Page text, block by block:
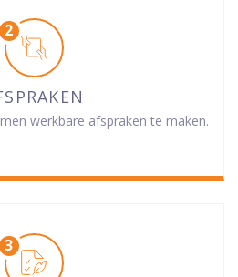
werkbare afspraken te maken.